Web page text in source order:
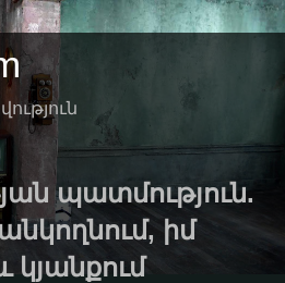
պատմություն.
իմ
կյանքում